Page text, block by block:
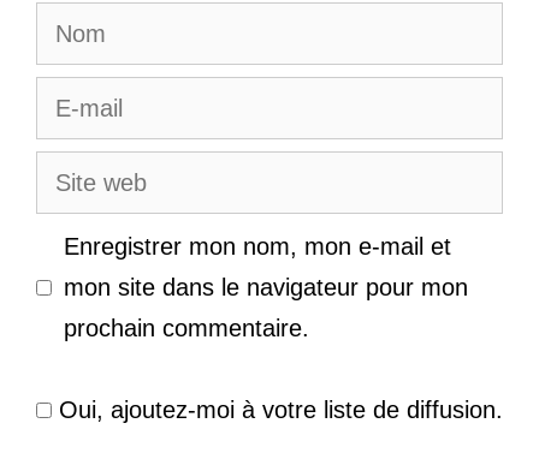
Nom
E-
mail
Site
web
Enregistrer mon nom, mon e-mail et
mon site dans le navigateur pour mon
prochain commentaire.
Oui, ajoutez-moi à votre liste de diffusion.